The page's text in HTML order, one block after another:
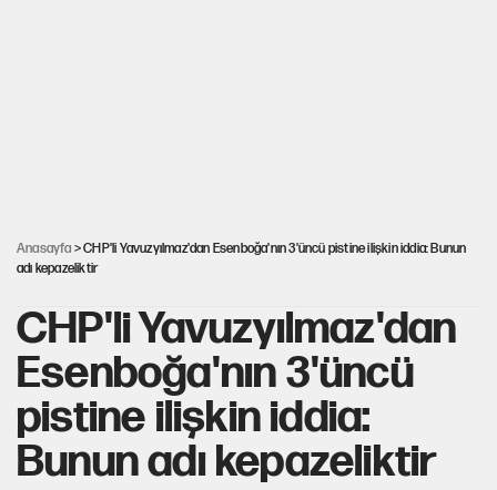
Anasayfa > CHP'li Yavuzyılmaz'dan Esenboğa'nın 3'üncü pistine ilişkin iddia: Bunun
adı kepazeliktir
CHP'li Yavuzyılmaz'dan
Esenboğa'nın 3'üncü
pistine ilişkin iddia:
Bunun adı kepazeliktir